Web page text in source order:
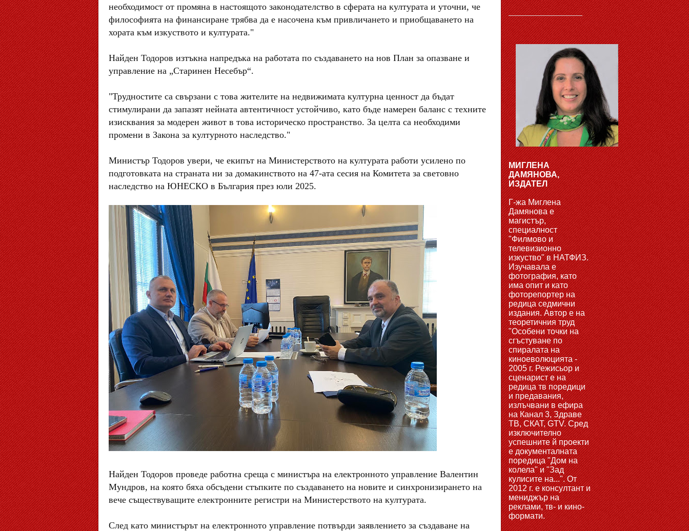
необходимост от промяна в настоящото законодателство в сферата на културата и уточни, че
философията на финансиране трябва да е насочена към привличането и приобщаването на
хората към изкуството и културата."
Найден Тодоров изтъкна напредъка на работата по създаването на нов План за опазване и
управление на „Старинен Несебър“.
"Трудностите са свързани с това жителите на недвижимата културна ценност да бъдат
стимулирани да запазят нейната автентичност устойчиво, като бъде намерен баланс с техните
изисквания за модерен живот в това историческо пространство. За целта са необходими
промени в Закона за културното наследство."
Министър Тодоров увери, че екипът на Министерството на културата работи усилено по
подготовката на страната ни за домакинството на 47-ата сесия на Комитета за световно
наследство на ЮНЕСКО в България през юли 2025.
Найден Тодоров проведе работна среща с министъра на електронното управление Валентин
Мундров, на която бяха обсъдени стъпките по създаването на новите и синхронизирането на
вече съществуващите електронните регистри на Министерството на културата.
След като министърът на електронното управление потвърди заявлението за създаване на
МИГЛЕНА
ДАМЯНОВА,
ИЗДАТЕЛ
Г-жа Миглена
Дамянова е
магистър,
специалност
"Филмово и
телевизионно
изкуство" в НАТФИЗ.
Изучавала е
фотография, като
има опит и като
фоторепортер на
редица седмични
издания. Автор е на
теоретичния труд
"Особени точки на
сгъстуване по
спиралата на
киноеволюцията -
2005 г. Режисьор и
сценарист е на
редица тв поредици
и предавания,
излъчвани в ефира
на Канал 3, Здраве
ТВ, СКАТ, GTV. Сред
изключително
успешните й проекти
е документалната
поредица "Дом на
колела" и "Зад
кулисите на...". От
2012 г. е консултант и
мениджър на
реклами, тв- и кино-
формати.